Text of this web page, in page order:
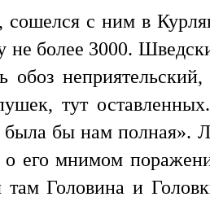
сошелся с ним в
более 3000.
тут
бы нам полная».
его мнимом
Головина и